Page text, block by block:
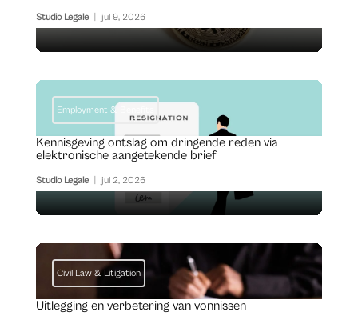
Studio Legale jul 9, 2026
Employment & Benefits
Kennisgeving ontslag om dringende reden via
elektronische aangetekende brief
Studio Legale jul 2, 2026
Civil Law & Litigation
Uitlegging en verbetering van vonnissen